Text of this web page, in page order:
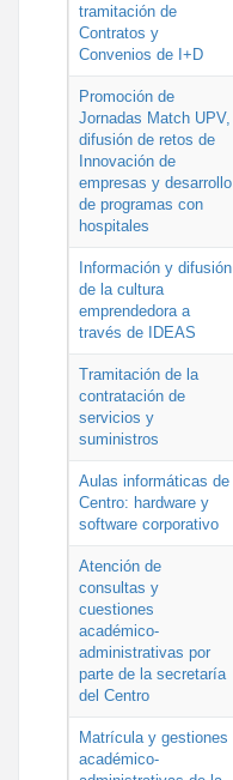
tramitación de
Contratos y
Convenios de I+D
Promoción de
Jornadas Match UPV,
difusión de retos de
Innovación de
empresas y desarrollo
de programas con
hospitales
Información y difusión
de la cultura
emprendedora a
través de IDEAS
Tramitación de la
contratación de
servicios y
suministros
Aulas informáticas de
Centro: hardware y
software corporativo
Atención de
consultas y
cuestiones
académico-
administrativas por
parte de la secretaría
del Centro
Matrícula y gestiones
académico-